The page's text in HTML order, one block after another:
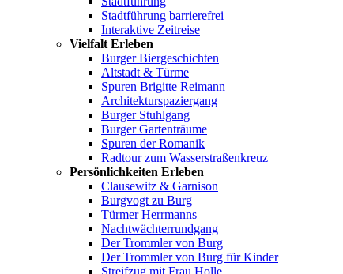
Stadtführung barrierefrei
Interaktive Zeitreise
Vielfalt Erleben
Burger Biergeschichten
Altstadt & Türme
Spuren Brigitte Reimann
Architekturspaziergang
Burger Stuhlgang
Burger Gartenträume
Spuren der Romanik
Radtour zum Wasserstraßenkreuz
Persönlichkeiten Erleben
Clausewitz & Garnison
Burgvogt zu Burg
Türmer Herrmanns
Nachtwächterrundgang
Der Trommler von Burg
Der Trommler von Burg für Kinder
Streifzug mit Frau Holle